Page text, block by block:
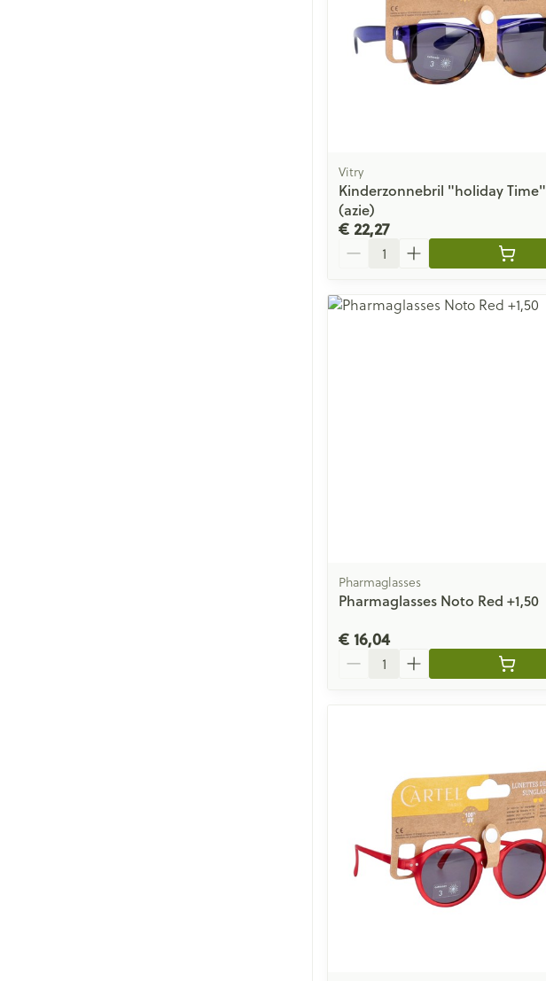
Vitry
Kinderzonnebril "holiday Time"
(azie)
€ 22,27
Pharmaglasses
Pharmaglasses Noto Red +1,50
€ 16,04